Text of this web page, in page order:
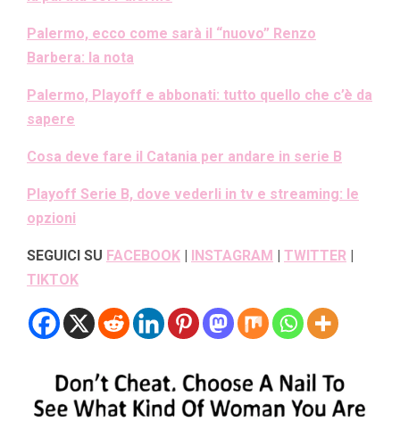
Palermo, ecco come sarà il “nuovo” Renzo
Barbera: la nota
Palermo, Playoff e abbonati: tutto quello che c’è da
sapere
Cosa deve fare il Catania per andare in serie B
Playoff Serie B, dove vederli in tv e streaming: le
opzioni
SEGUICI SU FACEBOOK INSTAGRAM TWITTER
TIKTOK